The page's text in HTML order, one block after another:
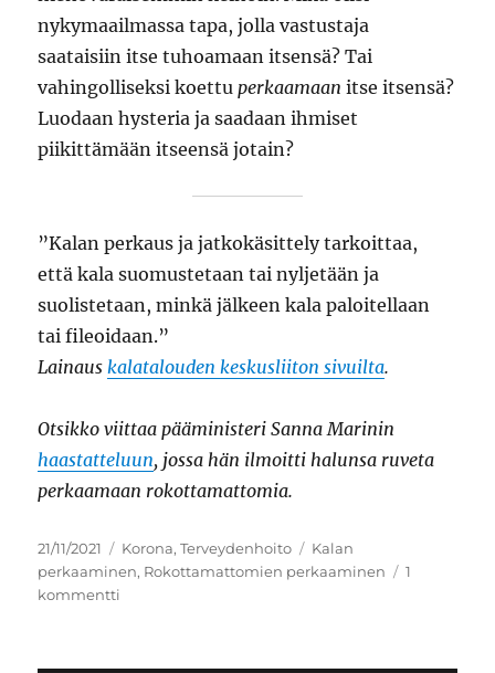
nykymaailmassa tapa, jolla vastustaja
saataisiin itse tuhoamaan itsensä? Tai
vahingolliseksi koettu perkaamaan itse itsensä?
Luodaan hysteria ja saadaan ihmiset
piikittämään itseensä jotain?
”Kalan perkaus ja jatkokäsittely tarkoittaa,
että kala suomustetaan tai nyljetään ja
suolistetaan, minkä jälkeen kala paloitellaan
tai fileoidaan.”
Lainaus kalatalouden keskusliiton sivuilta.
Otsikko viittaa pääministeri Sanna Marinin
haastatteluun, jossa hän ilmoitti halunsa ruveta
perkaamaan rokottamattomia.
Julkaistu
21/11/2021 Kategoriat
Korona,Terveydenhoito Avainsanat
Kalan
perkaaminen, Rokottamattomien perkaaminen
1
kommentti